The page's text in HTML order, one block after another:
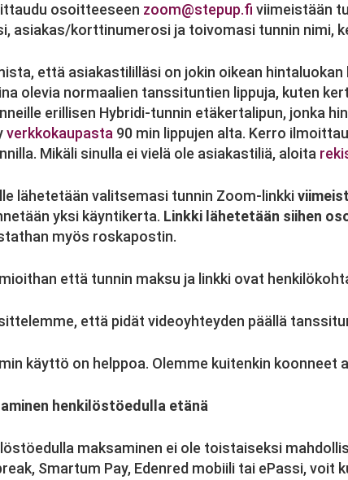
osoitteeseen zoom@stepup.fi viimeistään
asiakas/korttinumerosi ja toivomasi tunnin nimi,
että asiakastililläsi on jokin oikean
olevia normaalien tanssituntien lippuja, kuten
erillisen Hybridi-tunnin etäkertalipun, jonka
verkkokaupasta 90 min lippujen alta. Kerro
Mikäli sinulla ei vielä ole asiakastiliä, aloita
lähetetään valitsemasi tunnin Zoom-linkki
yksi käyntikerta. Linkki lähetetään siihen
myös roskapostin.
että tunnin maksu ja linkki ovat
että pidät videoyhteyden päällä
käyttö on helppoa. Olemme kuitenkin koonneet
henkilöstöedulla etänä
maksaminen ei ole toistaiseksi
Smartum Pay, Edenred mobiili tai ePassi,